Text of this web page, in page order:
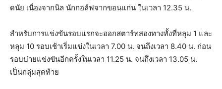
ดนัย เนื่องจากนิล นักกอล์ฟจากขอนแก่น ในเวลา 12.35 น.
สำหรับการแข่งขันรอบแรกจะออกสตาร์ทสองทางทั้งที่หลุม 1 และ
หลุม 10 รอบเช้าเริ่มแข่งในเวลา 7.00 น. จนถึงเวลา 8.40 น. ก่อน
รอบบ่ายแข่งขันอีกครั้งในเวลา 11.25 น. จนถึงเวลา 13.05 น.
เป็นกลุ่มสุดท้าย